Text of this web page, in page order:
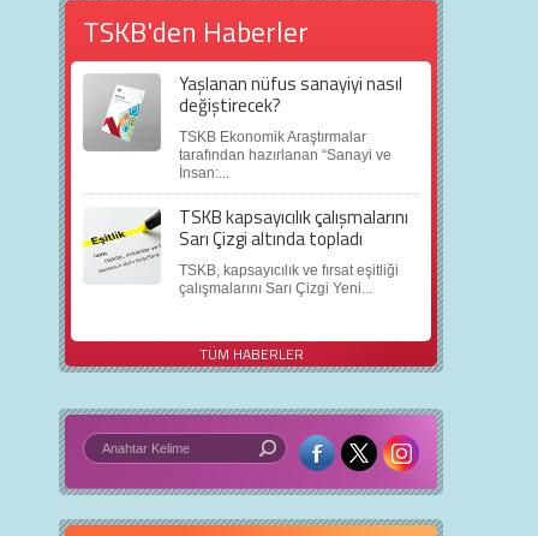
TSKB'den Haberler
Yaşlanan nüfus sanayiyi nasıl
değiştirecek?
TSKB Ekonomik Araştırmalar
tarafından hazırlanan “Sanayi ve
İnsan:...
TSKB kapsayıcılık çalışmalarını
Sarı Çizgi altında topladı
TSKB, kapsayıcılık ve fırsat eşitliği
çalışmalarını Sarı Çizgi Yeni...
TÜM HABERLER